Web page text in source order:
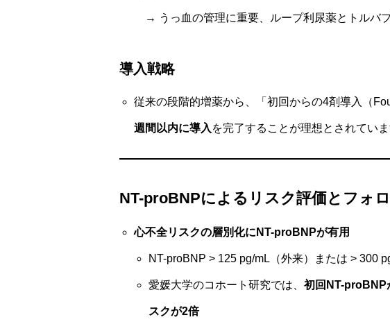
→ うっ血の管理に重要、ループ利尿薬とトルバ
導入戦略
従来の段階的増薬から、「初回からの4剤導入（
週間以内に導入 を完了することが理想とされていま
NT-proBNPによるリスク評価とフォ
心不全リスクの層別化にNT-proBNPが有用
NT-proBNP > 125 pg/mL（外来）または > 300
愛媛大学のコホート研究では、 初回NT-proBNP
スクが2倍